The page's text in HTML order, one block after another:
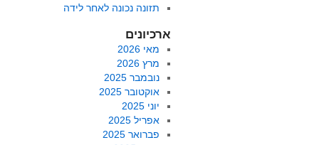
תזונה נכונה לאחר לידה
ארכיונים
מאי 2026
מרץ 2026
נובמבר 2025
אוקטובר 2025
יוני 2025
אפריל 2025
פברואר 2025